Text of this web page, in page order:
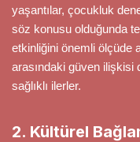
yaşantılar, çocukluk
söz konusu olduğunda
etkinliğini önemli ölçüde
arasındaki güven ilişkisi
sağlıklı ilerler.
2. Kültürel